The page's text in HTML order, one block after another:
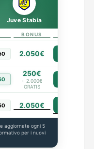
Juve Stabia
BONUS
2.050€
250€
+ 2.000€
GRATIS
2.050€
e aggiornate ogni 5
per i nuovi